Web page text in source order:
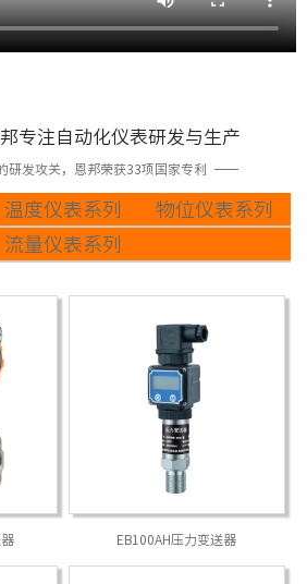
专注自动化仪表研发与生产
研发攻关，恩邦荣获33项国家专利 ——
温度仪表系列
物位仪表系列
流量仪表系列
EB100AH压力变送器
器 紧凑型温度变送器
RS阻旋式料位开关
EBLU涡街流量计